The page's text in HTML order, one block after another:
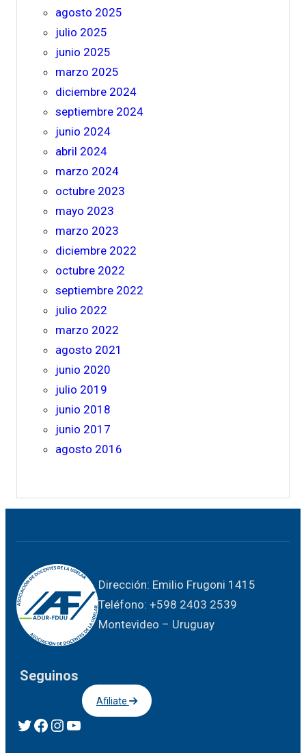
agosto 2025
julio 2025
junio 2025
marzo 2025
diciembre 2024
septiembre 2024
junio 2024
abril 2024
marzo 2024
octubre 2023
mayo 2023
marzo 2023
diciembre 2022
octubre 2022
septiembre 2022
julio 2022
marzo 2022
agosto 2021
junio 2020
julio 2019
junio 2018
junio 2017
agosto 2016
Dirección: Emilio Frugoni 1415
Teléfono: +598 2403 2539
Montevideo – Uruguay
Seguinos
Twitter
Facebook
Instagram
YouTube
Afiliate